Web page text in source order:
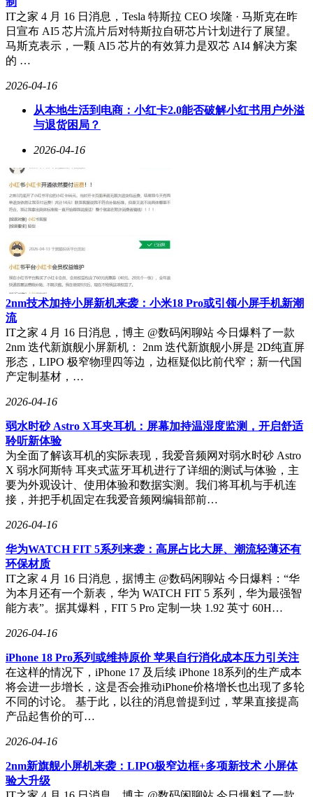
IT之家 4 月 16 日消息，Tesla 特斯拉 CEO 埃隆 · 马斯克在昨
日宣布 AI5 芯片流片后对特斯拉自研芯片计划进行了展望。
马斯克表示，一颗 AI5 芯片的有效算力是双芯 AI4 解决方案
的 …
2026-04-16
从本地生活到电商：小红卡2.0能否破解小红书用户外溢
与退货困局？
2026-04-16
2nm技术加持小屏新机来袭：小米18 Pro或引领小屏手机新潮
流
IT之家 4 月 16 日消息，博主 @数码闲聊站 今日爆料了一款
2nm 迭代新旗舰小屏新机： 2nm 迭代新旗舰小屏是 2D纯直屏
形态，LIPO 极窄物理四等边，边框疑似比前代窄；新一代国
产定制基材，…
2026-04-16
弱水时砂 Astro X耳夹耳机：屏幕加持温湿度监测，开启舒适
聆听新体验
为全面了解该耳机的实际表现，我爱音频网对弱水时砂 Astro
X 弱水阿斯特 耳夹式蓝牙耳机进行了详细的测试与体验，主
要为外观设计、使用体验和数据实测。我们将耳机与手机连
接，并把手机固定在我爱音频网编辑部前…
2026-04-16
华为WATCH FIT 5系列来袭：高屏占比大屏、潮流轻薄还有
环保材质
IT之家 4 月 16 日消息，据博主 @数码闲聊站 今日爆料：“华
为本月还有一个新表，华为 WATCH FIT 5 系列，华为最强智
能方表”。据其爆料，FIT 5 Pro 定制一块 1.92 英寸 60H…
2026-04-16
iPhone 18 Pro系列或维持原价 苹果自行消化成本压力引关注
在这样的情况下，iPhone 17 及后续 iPhone 18系列的生产成本
将会进一步增长，这是否会推动iPhone价格增长也出现了多轮
不同的讨论。 基于此，以往的消息曾提到过，苹果直接提高
产品起售价的可…
2026-04-16
2nm新旗舰小屏机来袭：LIPO极窄边框+多项新技术 小屏体
验大升级